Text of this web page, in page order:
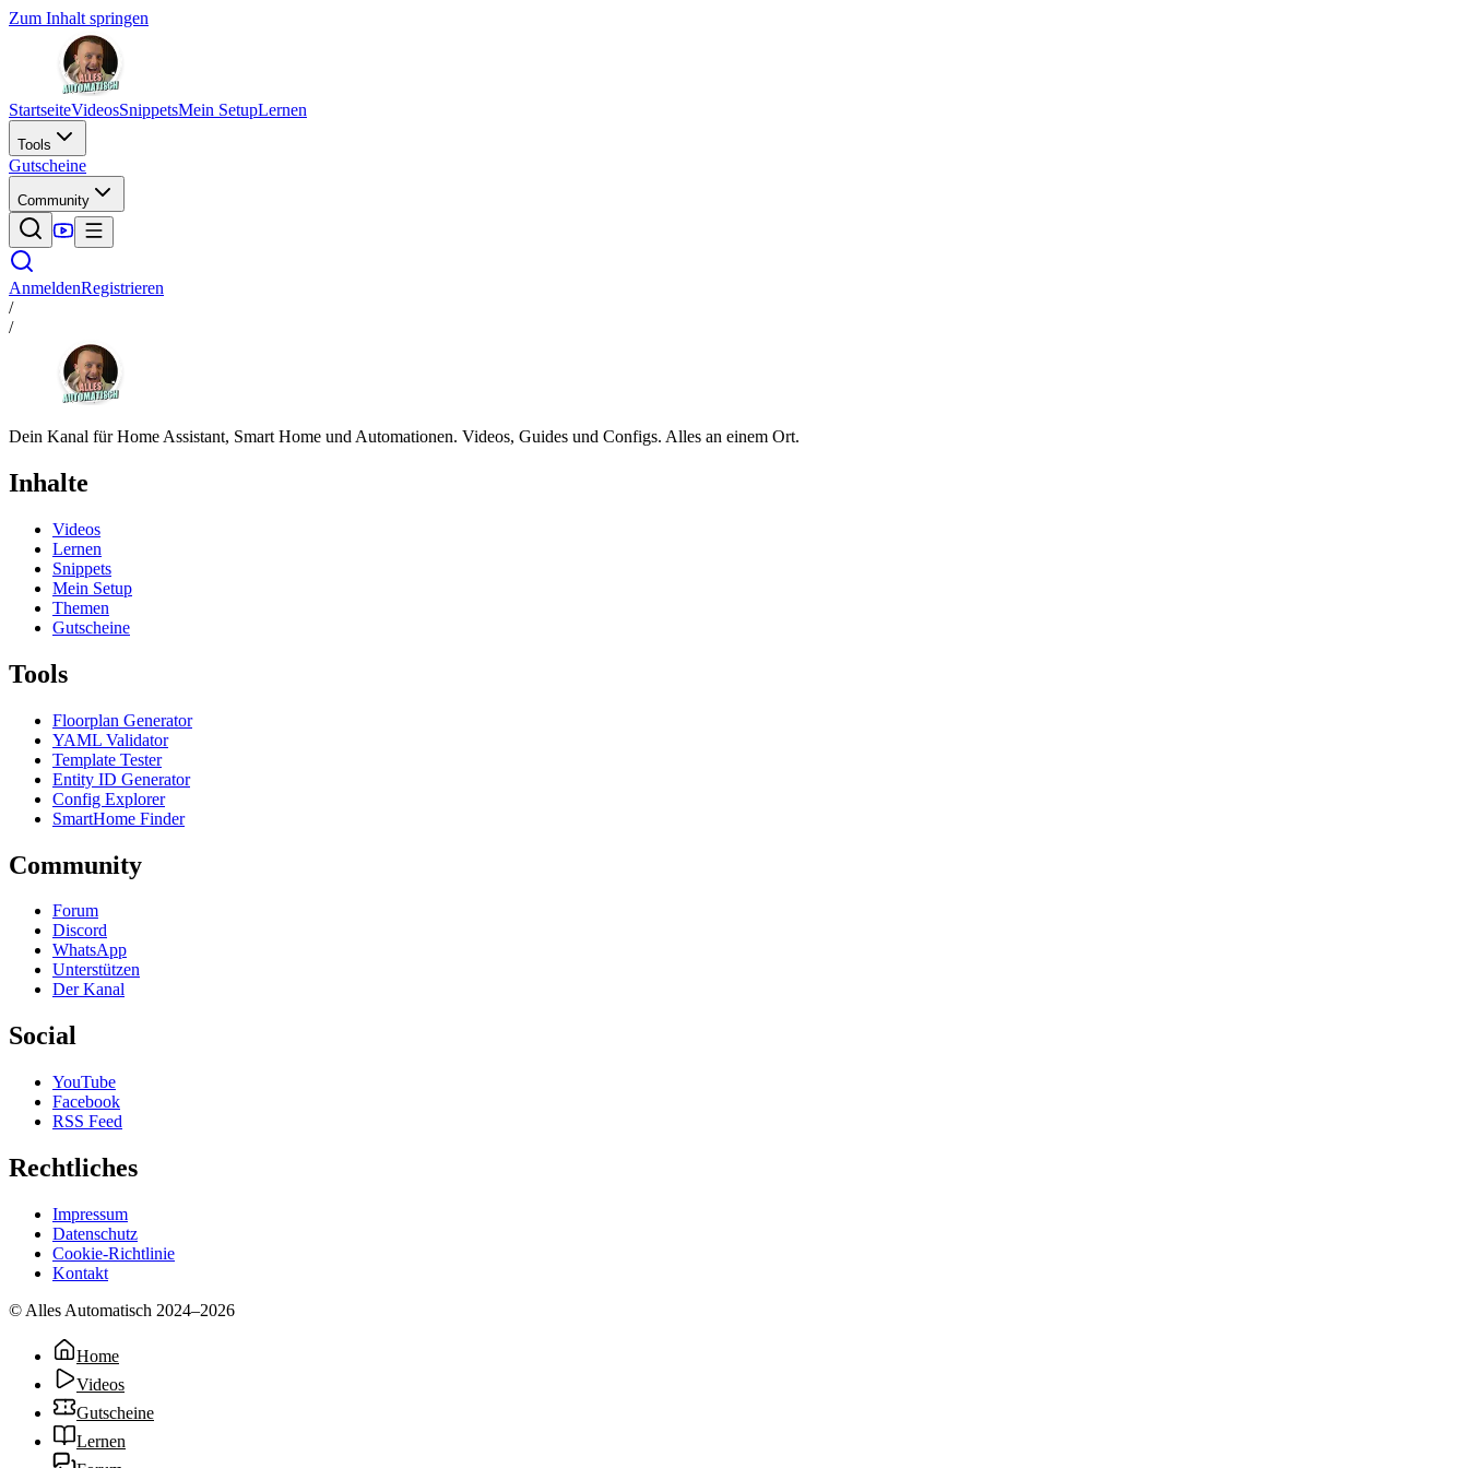
Zum Inhalt springen
StartseiteVideosSnippetsMein SetupLernen
Tools
Gutscheine
Community
AnmeldenRegistrieren
/
/
Dein Kanal für Home Assistant, Smart Home und Automationen. Videos, Guides und Configs. Alles an einem Ort.
Inhalte
Videos
Lernen
Snippets
Mein Setup
Themen
Gutscheine
Tools
Floorplan Generator
YAML Validator
Template Tester
Entity ID Generator
Config Explorer
SmartHome Finder
Community
Forum
Discord
WhatsApp
Unterstützen
Der Kanal
Social
YouTube
Facebook
RSS Feed
Rechtliches
Impressum
Datenschutz
Cookie-Richtlinie
Kontakt
© Alles Automatisch 2024–2026
Home
Videos
Gutscheine
Lernen